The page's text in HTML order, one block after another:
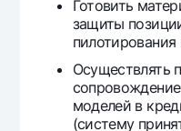
Follow us on social networks
Contact center
+998 78 148-00-101344
Готовить
защиты
Осуществлять
моделей в
(систему